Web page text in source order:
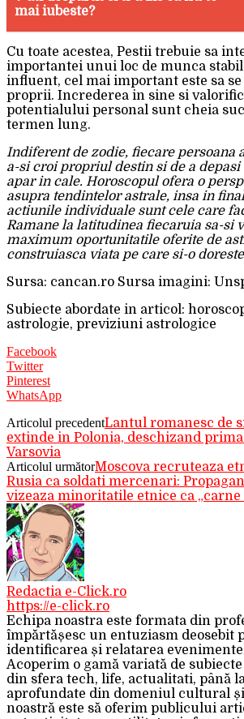
mai iubeste?
Cu toate acestea, Pestii trebuie sa
importantei unui loc de munca
influent, cel mai important este sa se
proprii. Increderea in sine si
potentialului personal sunt cheia
termen lung.
Indiferent de zodie, fiecare persoana
a-si croi propriul destin si de a
apar in cale. Horoscopul ofera o
asupra tendintelor astrale, insa in
actiunile individuale sunt cele care
Ramane la latitudinea fiecaruia sa-si
maximum oportunitatile oferite de
construiasca viata pe care si-o
Sursa: cancan.ro Sursa imagini:
Subiecte abordate in articol:
astrologie, previziuni astrologice
Facebook
Twitter
Pinterest
WhatsApp
Articolul precedentLantul romanesc de
extinde in Polonia, deschizand
Varsovia
Articolul următorMoscova recruteaza
Rusia ca soldati mercenari:
vizeaza minoritatile etnice ca „carne
Redactia e-Click.ro
https://e-click.ro
Echipa noastra este formata din
împărtășesc un entuziasm deosebit
identificarea și relatarea
Acoperim o gamă variată de
din sfera tech, life, actualitati, până
aprofundate din domeniul cultural
noastră este să oferim publicului